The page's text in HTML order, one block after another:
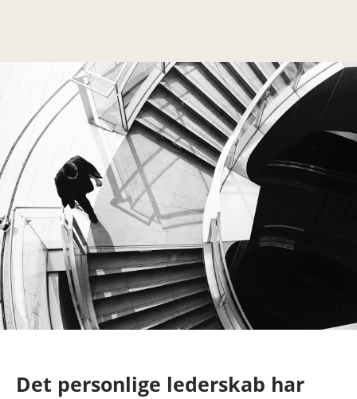
Det personlige lederskab har